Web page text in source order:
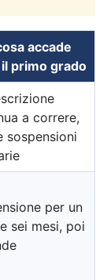
accade
primo grado
a correre,
sospensioni
per un
sei mesi, poi